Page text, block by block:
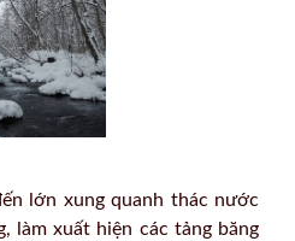
lớn xung quanh thác nước
làm xuất hiện các tảng băng